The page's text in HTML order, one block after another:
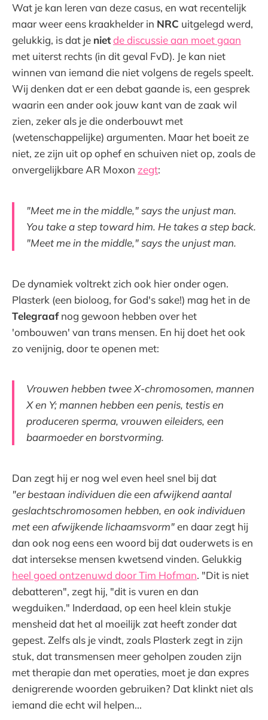
Wat je kan leren van deze casus, en wat recentelijk
maar weer eens kraakhelder in NRC uitgelegd werd,
gelukkig, is dat je nietde discussie aan moet gaan
met uiterst rechts (in dit geval FvD). Je kan niet
winnen van iemand die niet volgens de regels speelt.
Wij denken dat er een debat gaande is, een gesprek
waarin een ander ook jouw kant van de zaak wil
zien, zeker als je die onderbouwt met
(wetenschappelijke) argumenten. Maar het boeit ze
niet, ze zijn uit op ophef en schuiven niet op, zoals de
onvergelijkbare AR Moxon zegt:
"Meet me in the middle," says the unjust man.
You take a step toward him. He takes a step back.
"Meet me in the middle," says the unjust man.
De dynamiek voltrekt zich ook hier onder ogen.
Plasterk (een bioloog, for God's sake!) mag het in de
Telegraafnog gewoon hebben over het
'ombouwen' van trans mensen. En hij doet het ook
zo venijnig, door te openen met:
Vrouwen hebben twee X-chromosomen, mannen
X en Y; mannen hebben een penis, testis en
produceren sperma, vrouwen eileiders, een
baarmoeder en borstvorming.
Dan zegt hij er nog wel even heel snel bij dat
"er bestaan individuen die een afwijkend aantal
geslachtschromosomen hebben, en ook individuen
met een afwijkende lichaamsvorm"en daar zegt hij
dan ook nog eens een woord bij dat ouderwets is en
dat intersekse mensen kwetsend vinden. Gelukkig
heel goed ontzenuwd door Tim Hofman. "Dit is niet
debatteren", zegt hij, "dit is vuren en dan
wegduiken." Inderdaad, op een heel klein stukje
mensheid dat het al moeilijk zat heeft zonder dat
gepest. Zelfs als je vindt, zoals Plasterk zegt in zijn
stuk, dat transmensen meer geholpen zouden zijn
met therapie dan met operaties, moet je dan expres
denigrerende woorden gebruiken? Dat klinkt niet als
iemand die echt wil helpen...